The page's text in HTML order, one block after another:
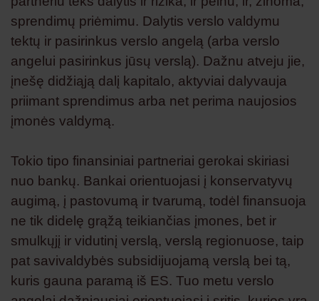
sprendimų priėmimu. Dalytis verslo valdymu
tektų ir pasirinkus verslo angelą (arba verslo
angelui pasirinkus jūsų verslą). Dažnu atveju jie,
įnešę didžiąją dalį kapitalo, aktyviai dalyvauja
priimant sprendimus arba net perima naujosios
įmonės valdymą.
Tokio tipo finansiniai partneriai gerokai skiriasi
nuo bankų. Bankai orientuojasi į konservatyvų
augimą, į pastovumą ir tvarumą, todėl finansuoja
ne tik didelę grąžą teikiančias įmones, bet ir
smulkųjį ir vidutinį verslą, verslą regionuose, taip
pat savivaldybės subsidijuojamą verslą bei tą,
kuris gauna paramą iš ES. Tuo metu verslo